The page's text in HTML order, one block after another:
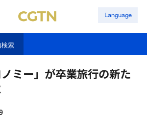
Language
検索
ノミー」が卒業旅行の新た